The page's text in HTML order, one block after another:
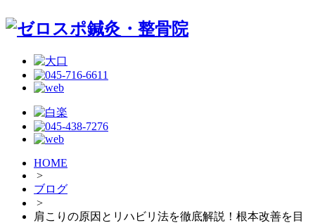
HOME
>
ブログ
>
肩こりの原因とリハビリ法を徹底解説！根本改善を目